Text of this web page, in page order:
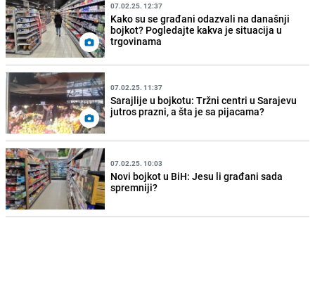
07.02.25. 12:37
Kako su se građani odazvali na današnji
bojkot? Pogledajte kakva je situacija u
trgovinama
07.02.25. 11:37
Sarajlije u bojkotu: Tržni centri u Sarajevu
jutros prazni, a šta je sa pijacama?
07.02.25. 10:03
Novi bojkot u BiH: Jesu li građani sada
spremniji?